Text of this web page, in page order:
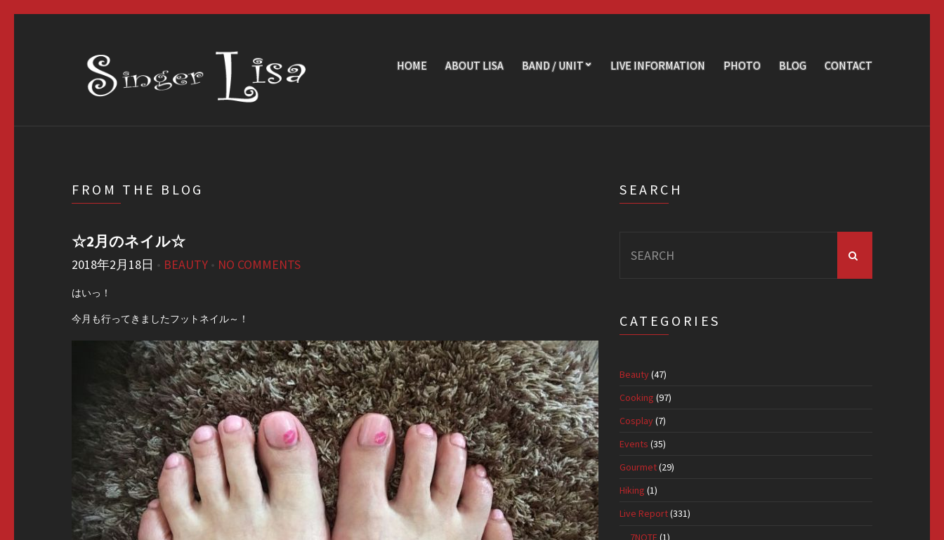
HOME ABOUT LISA BAND / UNIT LIVE INFORMATION PHOTO BLOG CONTACT
FROM THE BLOG
☆2月のネイル☆
2018年2月18日 • BEAUTY • NO COMMENTS
はいっ！
今月も行ってきましたフットネイル～！
SEARCH
for:
CATEGORIES
Beauty(47)
Cooking (97)
Cosplay(7)
Events (35)
Gourmet(29)
Hiking (1)
Live Report(331)
7NOTE(1)